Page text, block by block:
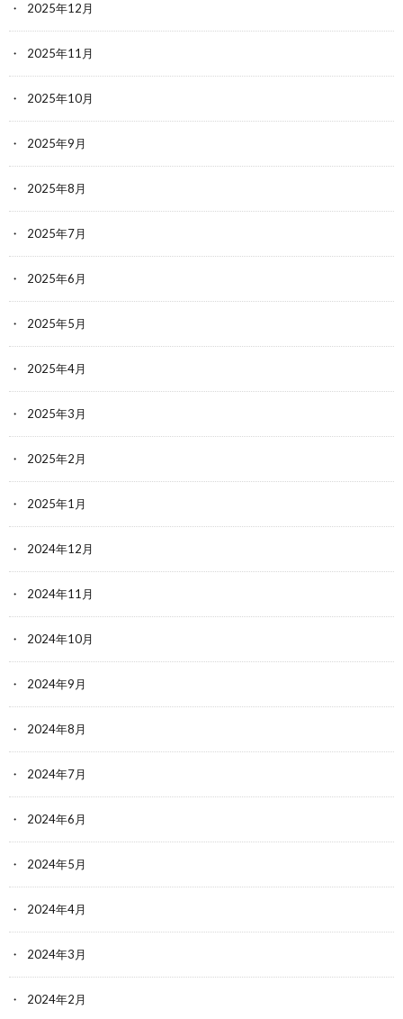
2025年12月
2025年11月
2025年10月
2025年9月
2025年8月
2025年7月
2025年6月
2025年5月
2025年4月
2025年3月
2025年2月
2025年1月
2024年12月
2024年11月
2024年10月
2024年9月
2024年8月
2024年7月
2024年6月
2024年5月
2024年4月
2024年3月
2024年2月